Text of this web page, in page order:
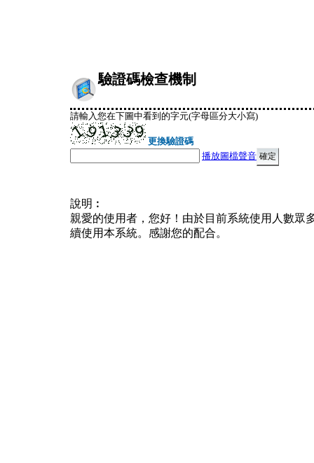
驗證碼檢查機制
請輸入您在下圖中看到的字元(字母區分大小寫)
更換驗證碼
播放圖檔聲音
說明︰
親愛的使用者，您好！由於目前系統使用人數眾
續使用本系統。感謝您的配合。